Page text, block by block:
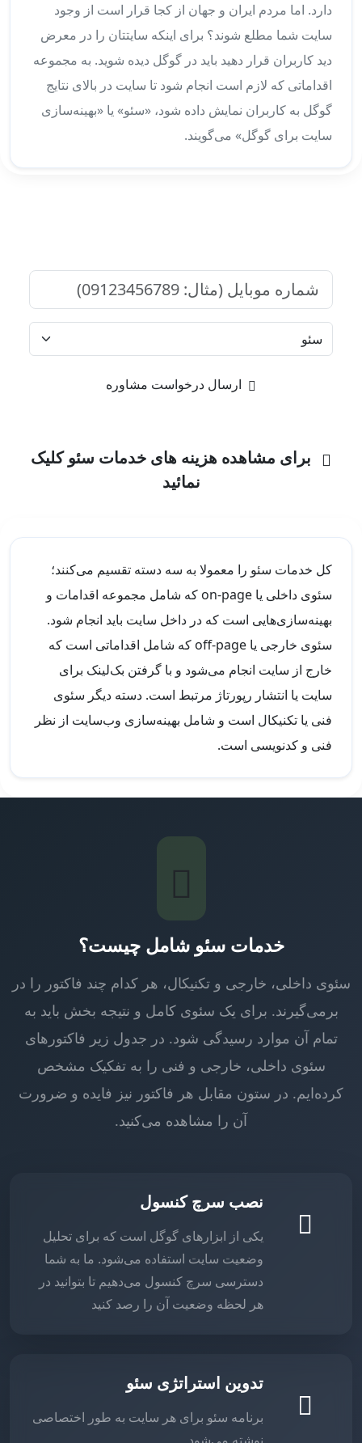
دارد. اما مردم ایران و جهان از کجا قرار است از وجود
سایت شما مطلع شوند؟ برای اینکه سایتتان را در معرض
دید کاربران قرار دهید باید در گوگل دیده شوید. به مجموعه
اقداماتی که لازم است انجام شود تا سایت در بالای نتایج
گوگل به کاربران نمایش داده شود، «سئو» یا «بهینه‌سازی
سایت برای گوگل» می‌گویند.
برای مشاهده هزینه های خدمات سئو کلیک
نمائید
کل خدمات سئو را معمولا به سه دسته تقسیم می‌کنند؛
سئوی داخلی یا on-page که شامل مجموعه اقدامات و
بهینه‌سازی‌هایی است که در داخل سایت باید انجام شود.
سئوی خارجی یا off-page که شامل اقداماتی است که
خارج از سایت انجام می‌شود و با گرفتن بک‌لینک برای
سایت یا انتشار رپورتاژ مرتبط است. دسته دیگر سئوی
فنی یا تکنیکال است و شامل بهینه‌سازی وب‌سایت از نظر
فنی و کدنویسی است.
خدمات سئو شامل چیست؟
سئوی داخلی، خارجی و تکنیکال، هر کدام چند فاکتور را در
برمی‌گیرند. برای یک سئوی کامل و نتیجه بخش باید به
تمام آن موارد رسیدگی شود. در جدول زیر فاکتورهای
سئوی داخلی، خارجی و فنی را به تفکیک مشخص
کرده‌ایم. در ستون مقابل هر فاکتور نیز فایده و ضرورت
آن را مشاهده می‌کنید.
نصب سرچ کنسول
یکی از ابزارهای گوگل است که برای تحلیل
وضعیت سایت استفاده می‌شود. ما به شما
دسترسی سرچ کنسول می‌دهیم تا بتوانید در
هر لحظه وضعیت آن را رصد کنید
تدوین استراتژی سئو
برنامه سئو برای هر سایت به طور اختصاصی